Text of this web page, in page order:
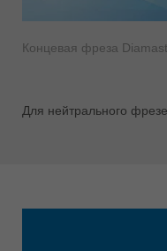
Концевая фреза
Для нейтрального